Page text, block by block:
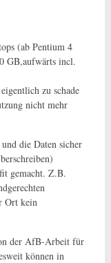
(ab Pentium 4
GB,aufwärts incl.
zu schade
nicht mehr
die Daten sicher
gemacht. Z.B.
Ort kein
der AfB-Arbeit für
können in